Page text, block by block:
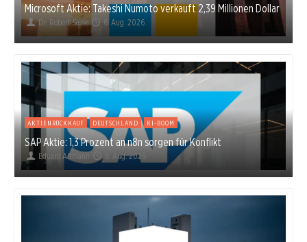
Microsoft Aktie: Takeshi Numoto verkauft 2,39 Millionen Dollar
Dr. Robert Sasse 6. Aug. 2026
AKTIENRÜCKKAUF DEUTSCHLAND KI-BOOM
SAP Aktie: 1,3 Prozent an n8n sorgen für Konflikt
Eduard Altmann 6. Aug. 2026